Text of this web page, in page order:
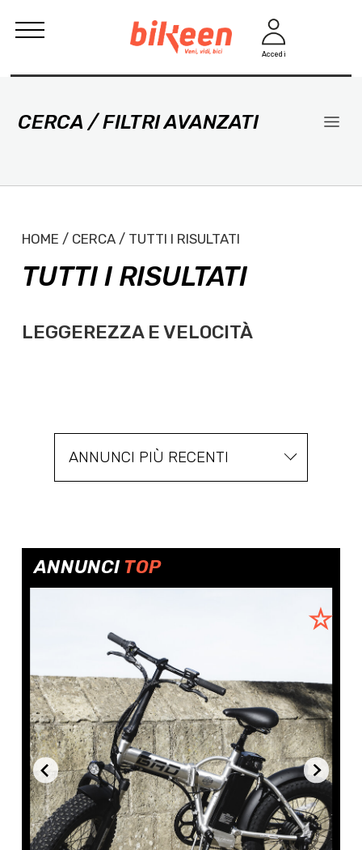
Accedi
CERCA / FILTRI AVANZATI
HOME / CERCA / TUTTI I RISULTATI
TUTTI I RISULTATI
LEGGEREZZA E VELOCITÀ
ANNUNCI PIÙ RECENTI
ANNUNCI TOP